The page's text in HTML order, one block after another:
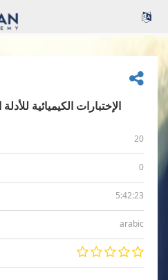
الإختبارات الكيميائية
20
0
5:42:23
arabic